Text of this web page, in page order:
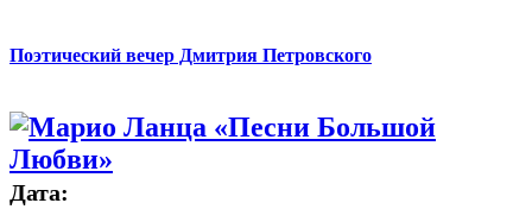
Поэтический вечер Дмитрия Петровского
Дата: